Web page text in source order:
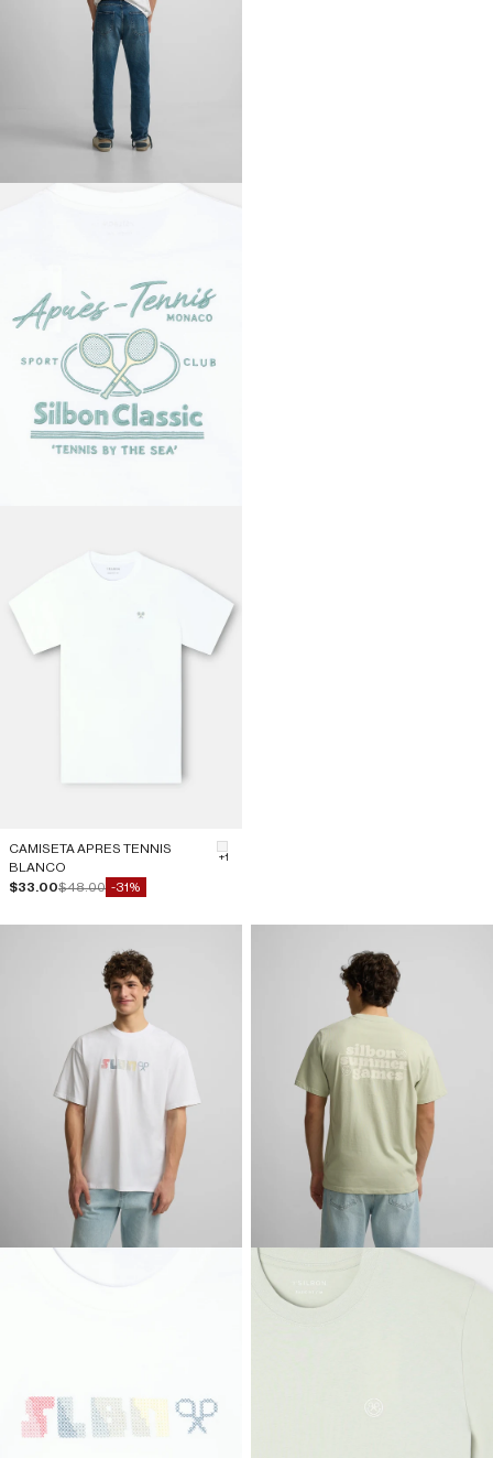
CAMISETA APRES TENNIS
BLANCO
Precio de oferta
$33.00Precio normal
$48.00 -31%
#F5F5F5
+1